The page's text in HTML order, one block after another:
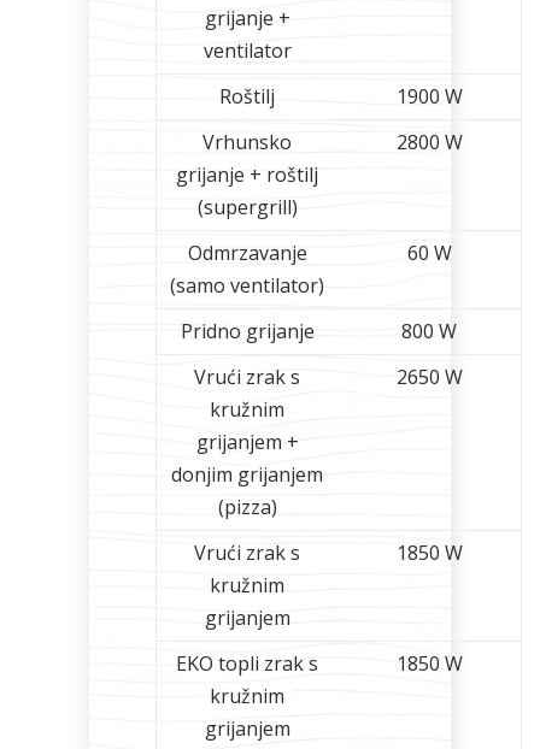
grijanje +
ventilator
Roštilj
1900 W
Vrhunsko
grijanje + roštilj
(supergrill)
2800 W
Odmrzavanje
(samo ventilator)
60 W
Pridno grijanje
800 W
Vrući zrak s
kružnim
grijanjem +
donjim grijanjem
(pizza)
2650 W
Vrući zrak s
kružnim
grijanjem
1850 W
EKO topli zrak s
kružnim
grijanjem
1850 W